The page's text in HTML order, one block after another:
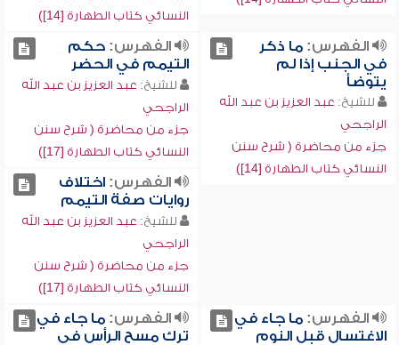
النسائي كتاب الطهارة [14])
الفهرس:ما ذكر
في الجنب إذا لم
يتوضأ
للشيخ: عبد العزيز بن عبد الله
الراجحي
جزء من محاضرة ( شرح سنن
النسائي كتاب الطهارة [14])
الفهرس:حكم
التيمم في الحضر
للشيخ: عبد العزيز بن عبد الله
الراجحي
جزء من محاضرة ( شرح سنن
النسائي كتاب الطهارة [17])
الفهرس:اختلاف
روايات صفة التيمم
للشيخ: عبد العزيز بن عبد الله
الراجحي
جزء من محاضرة ( شرح سنن
النسائي كتاب الطهارة [17])
الفهرس:ما جاء في
الاغتسال قبل النوم
الفهرس:ما جاء في
ترك مسح الرأس في